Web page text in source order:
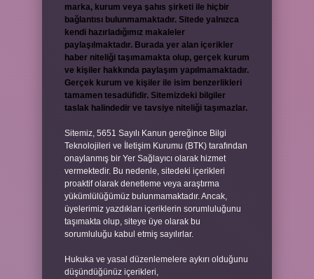
marka, kurum veya şahıs şirketi ile hiçbir
bağlantısı bulunmamaktadır. Sitede yalnızca
kendi hazırladığımız makaleler
paylaşılmaktadır. Burada yer alan içerikler
haber niteliği taşımamakta olup, gerçek kurum
ve kişiler hakkında paylaşım yapılmamaktadır.
Gerçek kurum ve kişiler ile isim benzerlikleri
tamamen tesadüfidir. Sitemizdeki bilgiler
taslak halindedir ve tavsiye niteliği taşımazlar.
Sitemiz, 5651 Sayılı Kanun gereğince Bilgi
Teknolojileri ve İletişim Kurumu (BTK) tarafından
onaylanmış bir Yer Sağlayıcı olarak hizmet
vermektedir. Bu nedenle, sitedeki içerikleri
proaktif olarak denetleme veya araştırma
yükümlülüğümüz bulunmamaktadır. Ancak,
üyelerimiz yazdıkları içeriklerin sorumluluğunu
taşımakta olup, siteye üye olarak bu
sorumluluğu kabul etmiş sayılırlar.
Hukuka ve yasal düzenlemelere aykırı olduğunu
düşündüğünüz içerikleri,